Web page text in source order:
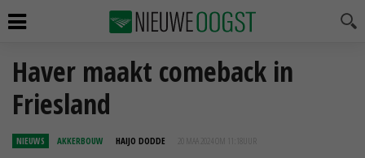
Haver maakt comeback in
Friesland
NIEUWS AKKERBOUW HAIJO DODDE 20 MAA 2024 OM 11:18